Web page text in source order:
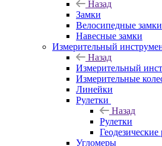
Назад
Замки
Велосипедные замки
Навесные замки
Измерительный
Назад
Измерительный
Измерительные
Линейки
Рулетки
Назад
Рулетки
Геодезические
Угломеры